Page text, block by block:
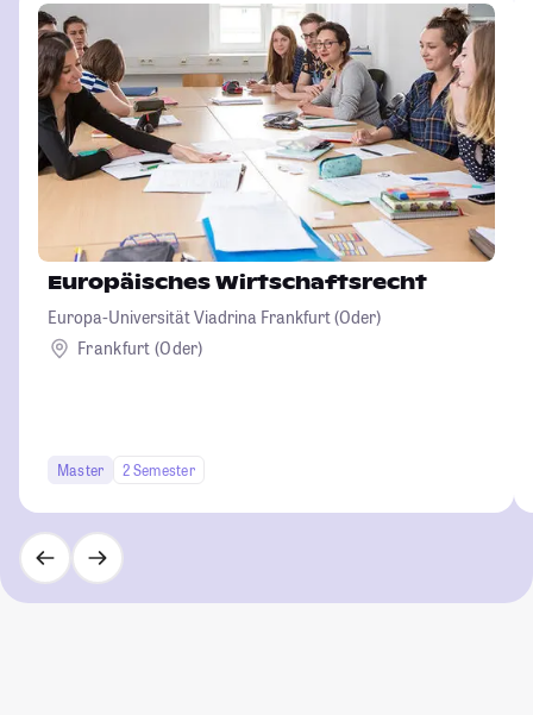
Europäisches Wirtschaftsrecht
Europa-Universität Viadrina Frankfurt (Oder)
Frankfurt (Oder)
Master 2 Semester